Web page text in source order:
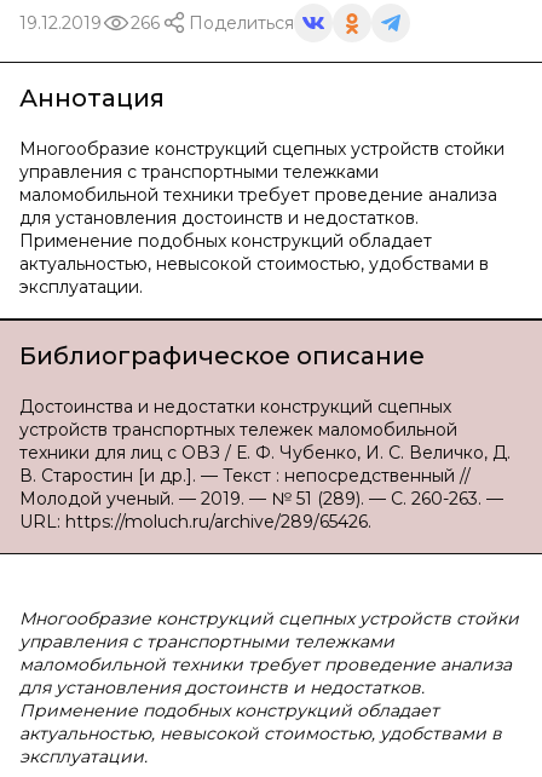
19.12.2019 266 Поделиться
Аннотация
Многообразие конструкций сцепных устройств стойки
управления с транспортными тележками
маломобильной техники требует проведение анализа
для установления достоинств и недостатков.
Применение подобных конструкций обладает
актуальностью, невысокой стоимостью, удобствами в
эксплуатации.
Библиографическое описание
Достоинства и недостатки конструкций сцепных
устройств транспортных тележек маломобильной
техники для лиц с ОВЗ / Е. Ф. Чубенко, И. С. Величко, Д.
В. Старостин [и др.]. — Текст : непосредственный //
Молодой ученый. — 2019. — № 51 (289). — С. 260-263. —
URL: https://moluch.ru/archive/289/65426.
Многообразие конструкций сцепных устройств стойки
управления с транспортными тележками
маломобильной техники требует проведение анализа
для установления достоинств и недостатков.
Применение подобных конструкций обладает
актуальностью, невысокой стоимостью, удобствами в
эксплуатации.